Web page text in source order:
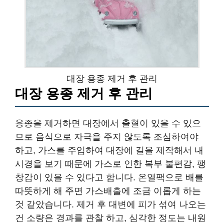
대장 용종 제거 후 관리
대장 용종 제거 후 관리
용종을 제거하면 대장에서 출혈이 있을 수 있으
므로 음식으로 자극을 주지 않도록 조심하여야
하고, 가스를 주입하여 대장에 길을 제작해서 내
시경을 보기 때문에 가스로 인한 복부 불편감, 팽
창감이 있을 수 있다고 합니다. 온열팩으로 배를
따뜻하게 해 주면 가스배출에 조금 이롭게 하는
것 같았습니다. 제거 후 대변에 피가 섞여 나오는
건 소량은 경과를 관찰 하고, 심각한 정도는 내원